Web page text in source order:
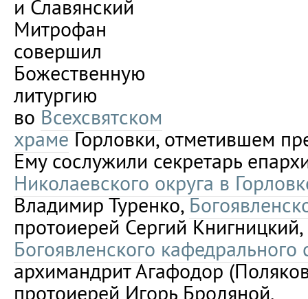
и Славянский
Митрофан
совершил
Божественную
литургию
во Всехсвятском
храмеГорловки, отметившем
Ему сослужили секретарь
Николаевского округа в
Владимир Туренко,
протоиерей Сергий
Богоявленского кафедрального
архимандрит Агафодор
протоиерей Игорь Бродяной.